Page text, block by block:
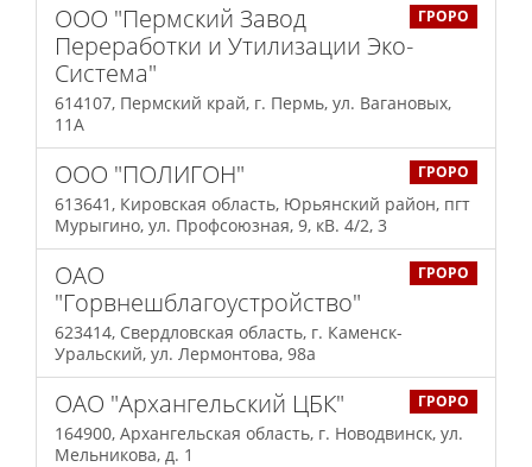
ГРОРО
ООО "Пермский Завод
Переработки и Утилизации Эко-
Система"
614107, Пермский край, г. Пермь, ул. Вагановых,
11А
ГРОРО
ООО "ПОЛИГОН"
613641, Кировская область, Юрьянский район, пгт
Мурыгино, ул. Профсоюзная, 9, кВ. 4/2, 3
ГРОРО
ОАО
"Горвнешблагоустройство"
623414, Свердловская область, г. Каменск-
Уральский, ул. Лермонтова, 98а
ГРОРО
ОАО "Архангельский ЦБК"
164900, Архангельская область, г. Новодвинск, ул.
Мельникова, д. 1